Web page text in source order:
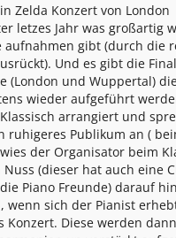
Zelda Konzert von London
letzes Jahr was großartig
aufnahmen gibt (durch die
Und es gibt die Final
(London und Wuppertal)
wieder aufgeführt
arrangiert und
ruhigeres Publikum an (
der Organisator beim
(dieser hat auch eine
Piano Freunde) darauf
wenn sich der Pianist
Konzert. Diese werden